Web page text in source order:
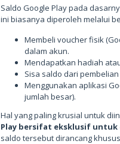
Saldo Google Play pada
ini biasanya diperoleh melalui
Membeli voucher fisik
dalam akun.
Mendapatkan hadiah
Sisa saldo dari
Menggunakan aplikasi
jumlah besar).
Hal yang paling krusial untuk
Play bersifat eksklusif untuk
saldo tersebut dirancang